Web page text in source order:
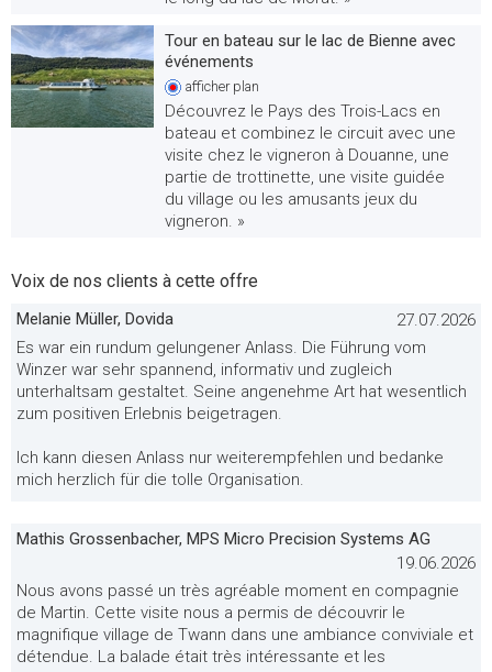
Tour en bateau sur le lac de Bienne avec
événements
afficherplan
Découvrez le Pays des Trois-Lacs en
bateau et combinez le circuit avec une
visite chez le vigneron à Douanne, une
partie de trottinette, une visite guidée
du village ou les amusants jeux du
vigneron. »
Voix de nos clients à cette offre
Melanie Müller, Dovida
27.07.2026
Es war ein rundum gelungener Anlass. Die Führung vom
Winzer war sehr spannend, informativ und zugleich
unterhaltsam gestaltet. Seine angenehme Art hat wesentlich
zum positiven Erlebnis beigetragen.
Ich kann diesen Anlass nur weiterempfehlen und bedanke
mich herzlich für die tolle Organisation.
Mathis Grossenbacher, MPS Micro Precision Systems AG
19.06.2026
Nous avons passé un très agréable moment en compagnie
de Martin. Cette visite nous a permis de découvrir le
magnifique village de Twann dans une ambiance conviviale et
détendue. La balade était très intéressante et les